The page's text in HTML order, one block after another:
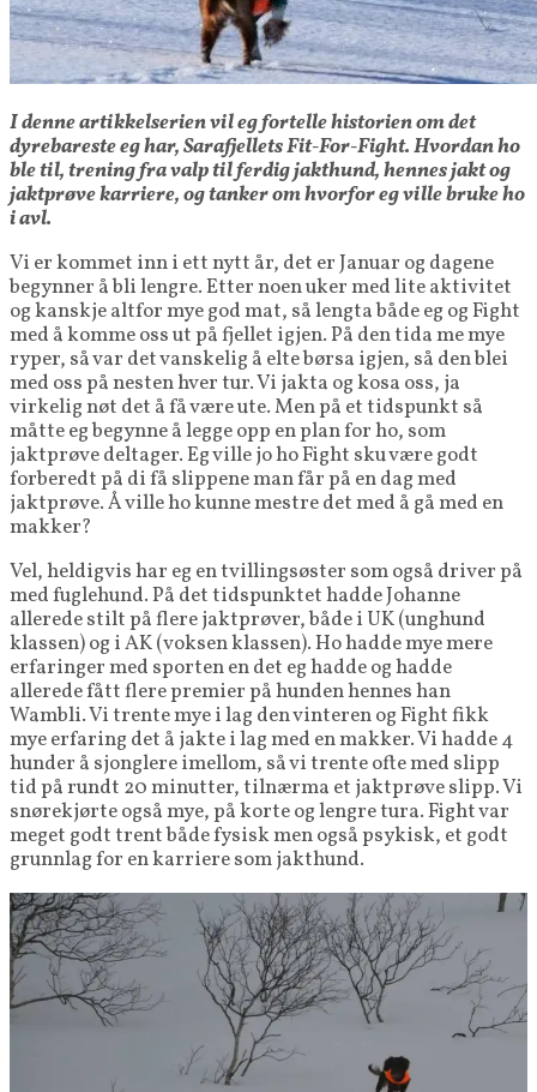
I denne artikkelserien vil eg fortelle historien om det
dyrebareste eg har, Sarafjellets Fit-For-Fight. Hvordan ho
ble til, trening fra valp til ferdig jakthund, hennes jakt og
jaktprøve karriere, og tanker om hvorfor eg ville bruke ho
i avl.
Vi er kommet inn i ett nytt år, det er Januar og dagene
begynner å bli lengre. Etter noen uker med lite aktivitet
og kanskje altfor mye god mat, så lengta både eg og Fight
med å komme oss ut på fjellet igjen. På den tida me mye
ryper, så var det vanskelig å elte børsa igjen, så den blei
med oss på nesten hver tur. Vi jakta og kosa oss, ja
virkelig nøt det å få være ute. Men på et tidspunkt så
måtte eg begynne å legge opp en plan for ho, som
jaktprøve deltager. Eg ville jo ho Fight sku være godt
forberedt på di få slippene man får på en dag med
jaktprøve. Å ville ho kunne mestre det med å gå med en
makker?
Vel, heldigvis har eg en tvillingsøster som også driver på
med fuglehund. På det tidspunktet hadde Johanne
allerede stilt på flere jaktprøver, både i UK (unghund
klassen) og i AK (voksen klassen). Ho hadde mye mere
erfaringer med sporten en det eg hadde og hadde
allerede fått flere premier på hunden hennes han
Wambli. Vi trente mye i lag den vinteren og Fight fikk
mye erfaring det å jakte i lag med en makker. Vi hadde 4
hunder å sjonglere imellom, så vi trente ofte med slipp
tid på rundt 20 minutter, tilnærma et jaktprøve slipp. Vi
snørekjørte også mye, på korte og lengre tura. Fight var
meget godt trent både fysisk men også psykisk, et godt
grunnlag for en karriere som jakthund.